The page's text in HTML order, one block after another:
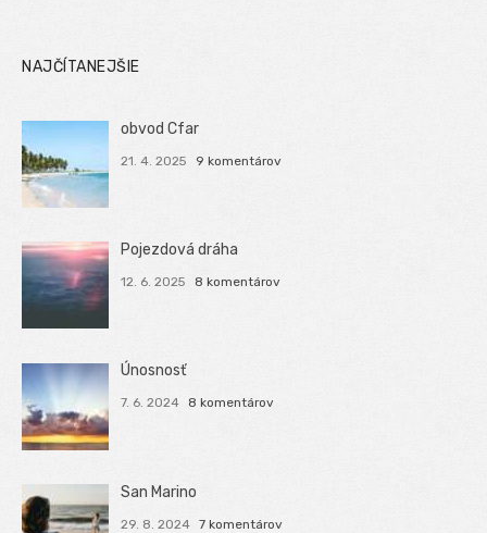
NAJČÍTANEJŠIE
obvod Cfar
21. 4. 2025 9 komentárov
Pojezdová dráha
12. 6. 2025 8 komentárov
Únosnosť
7. 6. 2024 8 komentárov
San Marino
29. 8. 2024 7 komentárov